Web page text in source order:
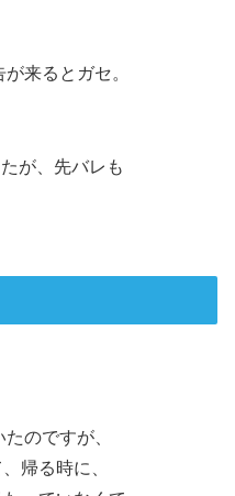
来るとガセ。
が、先バレも
のですが、
帰る時に、